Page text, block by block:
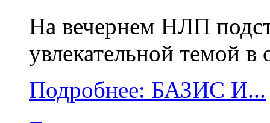
На вечернем НЛП
увлекательной темой
Подробнее: БАЗИС И...